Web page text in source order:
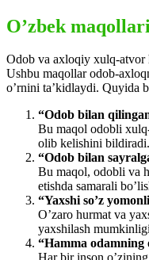
O’zbek maqollari
Odob va axloqiy xulq-atvor
Ushbu maqollar odob-
o’rnini ta’kidlaydi. Quyida
“Odob bilan
Bu maqol odobli
olib kelishini bildiradi.
“Odob bilan
Bu maqol, odobli va
etishda samarali
“Yaxshi so’z
O’zaro hurmat va
yaxshilash
“Hamma odamning